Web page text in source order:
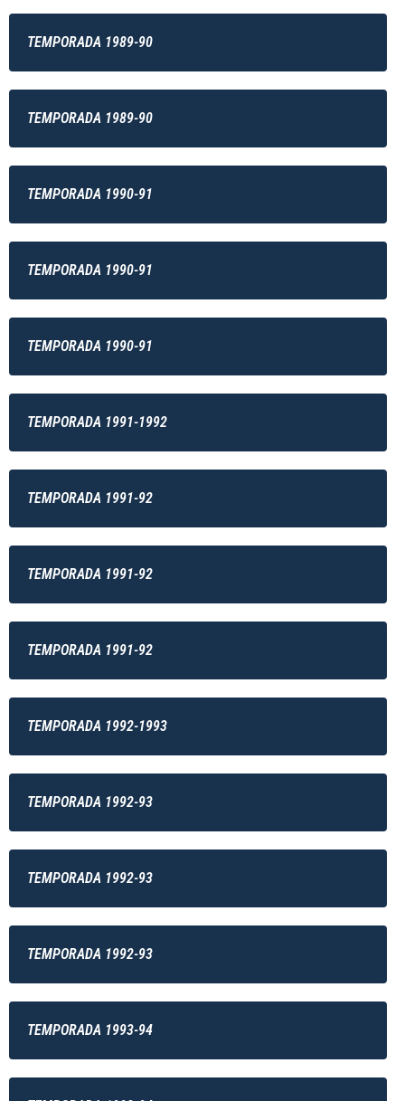
TEMPORADA 1989-90
TEMPORADA 1989-90
TEMPORADA 1990-91
TEMPORADA 1990-91
TEMPORADA 1990-91
TEMPORADA 1991-1992
TEMPORADA 1991-92
TEMPORADA 1991-92
TEMPORADA 1991-92
TEMPORADA 1992-1993
TEMPORADA 1992-93
TEMPORADA 1992-93
TEMPORADA 1992-93
TEMPORADA 1993-94